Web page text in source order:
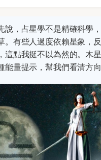
說，占星學不是精確科學
。有些人過度依賴星象，
這點我挺不以為然的。木
能量提示，幫我們看清方向